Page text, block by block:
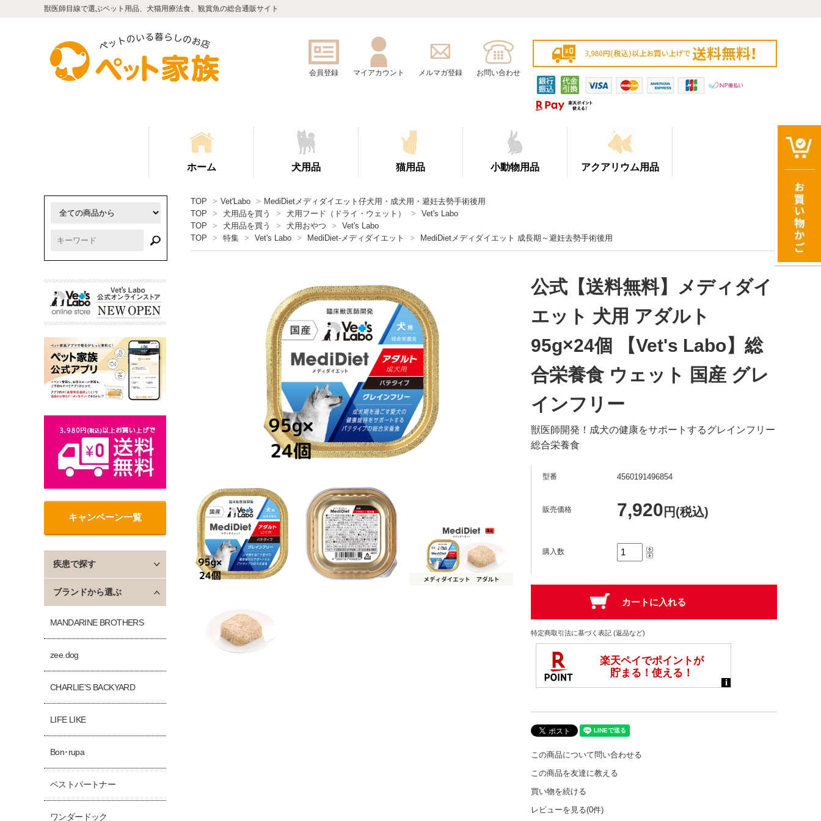
獣医師目線で選ぶペット用品、犬猫用療法食、観賞魚の総合通販サイト
会員登録 マイアカウント メルマガ登録 お問い合わせ
ホーム 犬用品 猫用品 小動物用品 アクアリウム用品
TOP > Vet'Labo > MediDietメディダイエット仔犬用・成犬用・避妊去勢手術後用
TOP
> 犬用品を買う > 犬用フード（ドライ・ウェット） >
Vet's Labo
TOP
> 犬用品を買う > 犬用おやつ >
Vet's Labo
TOP
> 特集 > Vet's Labo > MediDiet-メディダイエット > MediDietメディダイエット 成長期～避妊去勢手術後用
公式【送料無料】メディダイ
エット 犬用 アダルト
95g×24個 【Vet's Labo】総
合栄養食 ウェット 国産 グレ
インフリー
獣医師開発！成犬の健康をサポートするグレインフリー
総合栄養食
型番 4560191496854
販売価格 7,920 円(税込)
購入数
特定商取引法に基づく表記 (返品など)
この商品について問い合わせる
この商品を友達に教える
買い物を続ける
レビューを見る(0件)
キャンペーン一覧
疾患で探す
ブランドから選ぶ
MANDARINE BROTHERS
zee.dog
CHARLIE'S BACKYARD
LIFE LIKE
Bon･rupa
ベストパートナー
ワンダードック